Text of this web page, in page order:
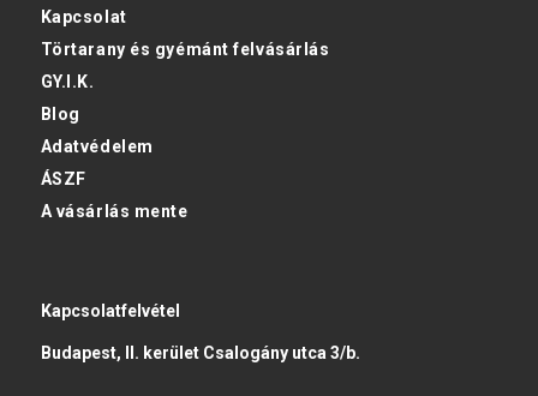
Kapcsolat
Törtarany és gyémánt felvásárlás
GY.I.K.
Blog
Adatvédelem
ÁSZF
A vásárlás mente
Kapcsolatfelvétel
Budapest, II. kerület Csalogány utca 3/b.